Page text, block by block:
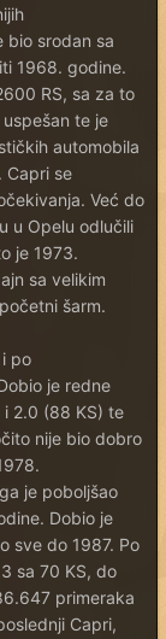
bio srodan sa
1968. godine.
RS, sa za to
te je
automobila
Capri se
Već do
u Opelu odlučili
je 1973.
sa velikim
šarm.
po
je redne
i 2.0 (88 KS) te
nije bio dobro
je poboljšao
Dobio je
sve do 1987. Po
sa 70 KS, do
primeraka
Capri,